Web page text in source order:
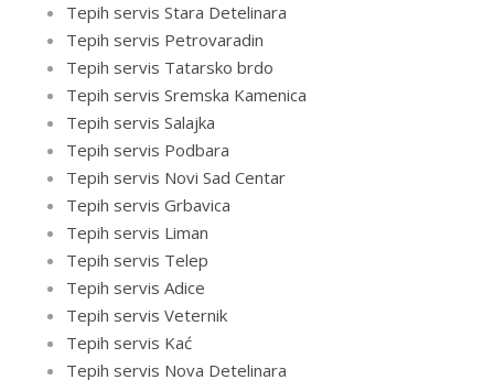
Tepih servis Stara Detelinara
Tepih servis Petrovaradin
Tepih servis Tatarsko brdo
Tepih servis Sremska Kamenica
Tepih servis Salajka
Tepih servis Podbara
Tepih servis Novi Sad Centar
Tepih servis Grbavica
Tepih servis Liman
Tepih servis Telep
Tepih servis Adice
Tepih servis Veternik
Tepih servis Kać
Tepih servis Nova Detelinara